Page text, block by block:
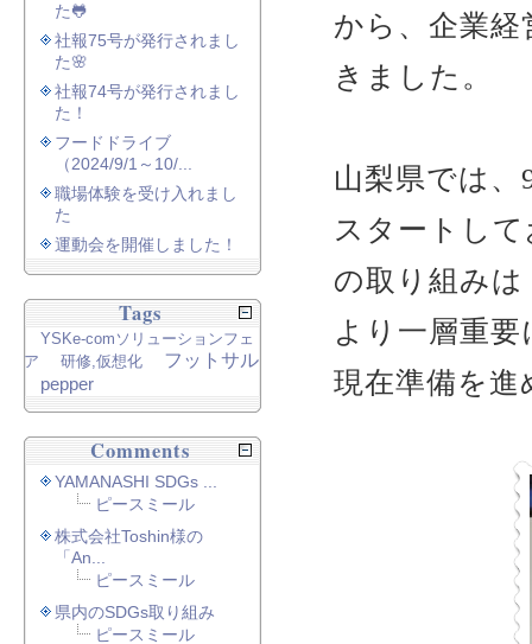
から、企業
きました。
山梨県では
スタートし
の取り組みは
より一層重
現在準備を
た🐸
社報75号が発行されまし
た🌸
社報74号が発行されまし
た！
フードドライブ
（2024/9/1～10/...
職場体験を受け入れまし
た
運動会を開催しました！
Tags
YSKe-comソリューションフェ
ア
研修,仮想化
フットサル
pepper
Comments
YAMANASHI SDGs ...
ピースミール
株式会社Toshin様の
「An...
ピースミール
県内のSDGs取り組み
ピースミール